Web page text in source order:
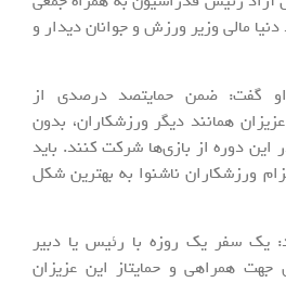
مالی وزیر ورزش و جوانان دیدار و
گفت: ضمن حمایتصد درصدی از
همانند دیگر ورزشکاران، بدون
این دوره از بازی‌ها شرکت کنند. باید
ورزشکاران ناشنوا به بهترین شکل
یک سفر یک روزه با رئیس یا دبیر
جهت همراهی و حمایتاز این عزیزان